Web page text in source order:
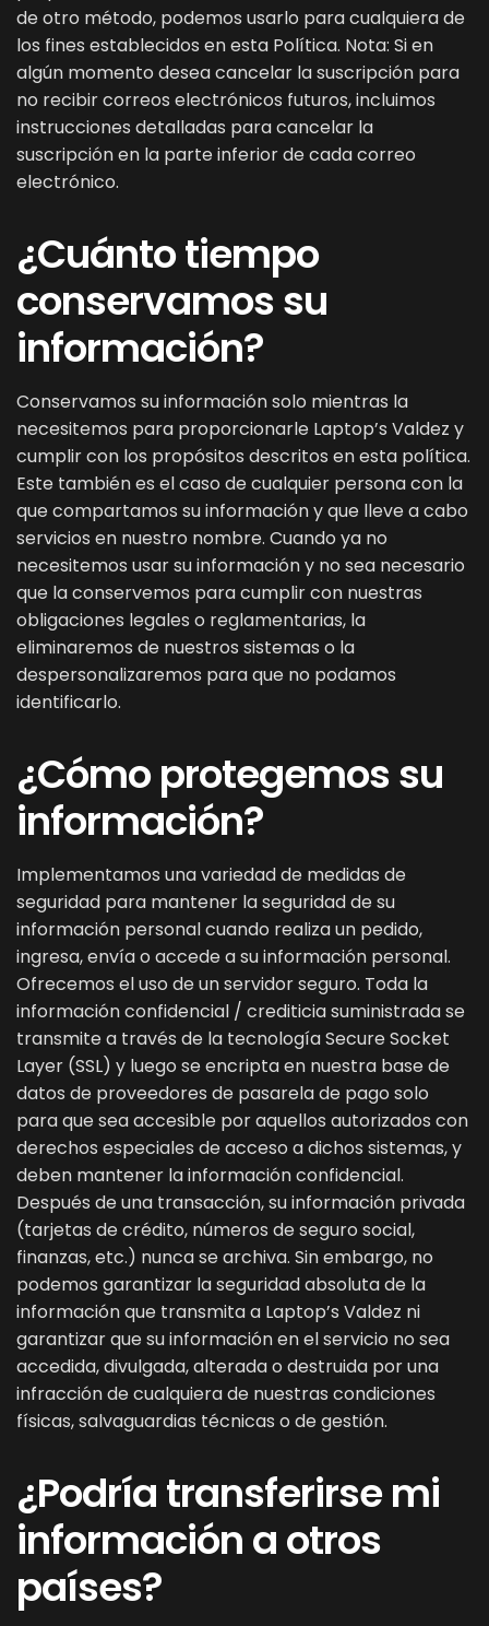
de otro método, podemos usarlo para cualquiera de
los fines establecidos en esta Política. Nota: Si en
algún momento desea cancelar la suscripción para
no recibir correos electrónicos futuros, incluimos
instrucciones detalladas para cancelar la
suscripción en la parte inferior de cada correo
electrónico.
¿Cuánto tiempo
conservamos su
información?
Conservamos su información solo mientras la
necesitemos para proporcionarle Laptop’s Valdez y
cumplir con los propósitos descritos en esta política.
Este también es el caso de cualquier persona con la
que compartamos su información y que lleve a cabo
servicios en nuestro nombre. Cuando ya no
necesitemos usar su información y no sea necesario
que la conservemos para cumplir con nuestras
obligaciones legales o reglamentarias, la
eliminaremos de nuestros sistemas o la
despersonalizaremos para que no podamos
identificarlo.
¿Cómo protegemos su
información?
Implementamos una variedad de medidas de
seguridad para mantener la seguridad de su
información personal cuando realiza un pedido,
ingresa, envía o accede a su información personal.
Ofrecemos el uso de un servidor seguro. Toda la
información confidencial / crediticia suministrada se
transmite a través de la tecnología Secure Socket
Layer (SSL) y luego se encripta en nuestra base de
datos de proveedores de pasarela de pago solo
para que sea accesible por aquellos autorizados con
derechos especiales de acceso a dichos sistemas, y
deben mantener la información confidencial.
Después de una transacción, su información privada
(tarjetas de crédito, números de seguro social,
finanzas, etc.) nunca se archiva. Sin embargo, no
podemos garantizar la seguridad absoluta de la
información que transmita a Laptop’s Valdez ni
garantizar que su información en el servicio no sea
accedida, divulgada, alterada o destruida por una
infracción de cualquiera de nuestras condiciones
físicas, salvaguardias técnicas o de gestión.
¿Podría transferirse mi
información a otros
países?